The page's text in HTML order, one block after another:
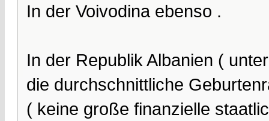
In der Voivodina ebenso .
In der Republik Albanien (
die durchschnittliche
( keine große finanzielle